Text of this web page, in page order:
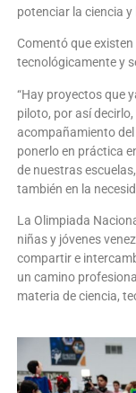
potenciar la ciencia y
Comentó que
tecnológicamente y
“Hay proyectos que
piloto, por así
acompañamiento del
ponerlo en práctica
de nuestras
también en la
La Olimpiada
niñas y jóvenes
compartir e
un camino
materia de ciencia,